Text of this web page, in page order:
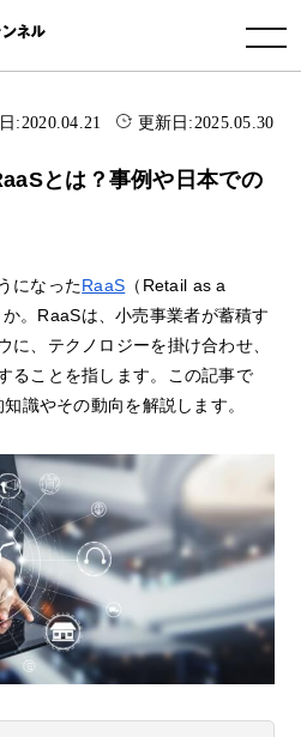
toggle navigation
:2020.04.21 更新日:2025.05.30
とは？事例や日本での
になったRaaS （Retail as a
。RaaSは、小売事業者が蓄積す
に、テクノロジーを掛け合わせ、
ることを指します。この記事で
識やその動向を解説します。